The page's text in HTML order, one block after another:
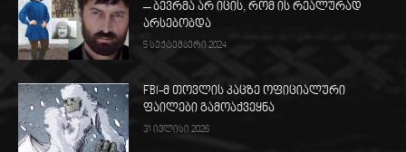
– ბევრმა არ იცის, რომ ის რეალურად
არსებობდა
5 სექტემბერი 2024
FBI-მ თოვლის კაცზე ოფიციალური
ფაილები გამოაქვეყნა
31 ივლისი 2026